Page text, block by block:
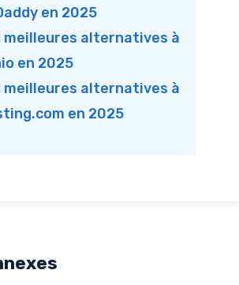
en 2025
meilleures alternatives à
en 2025
meilleures alternatives à
en 2025